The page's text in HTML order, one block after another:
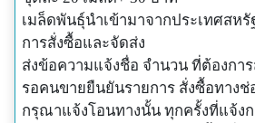
เมล็ดพันธุ์นำเข้ามาจากประเทศสหรั
การสั่งซื้อและจัดส่ง
ส่งข้อความแจ้งชื่อ จำนวน ที่ต้องกา
รอคนขายยืนยันรายการ สั่งซื้อทางช่
กรุณาแจ้งโอนทางนั้น ทุกครั้งที่แจ้ง